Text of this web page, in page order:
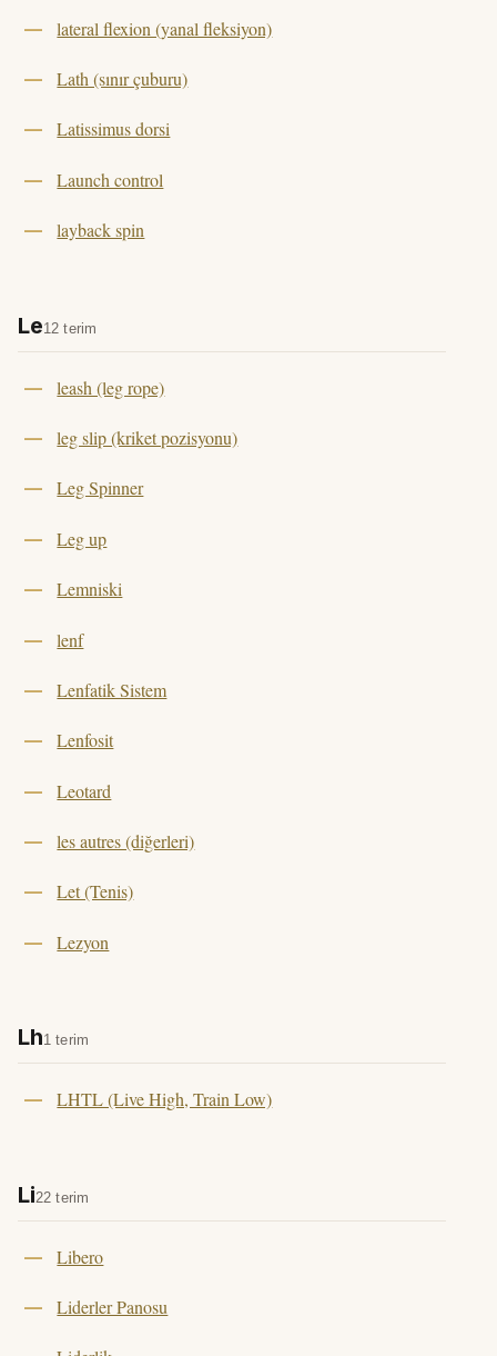
lateral flexion (yanal fleksiyon)
Lath (sınır çuburu)
Latissimus dorsi
Launch control
layback spin
Le12 terim
leash (leg rope)
leg slip (kriket pozisyonu)
Leg Spinner
Leg up
Lemniski
lenf
Lenfatik Sistem
Lenfosit
Leotard
les autres (diğerleri)
Let (Tenis)
Lezyon
Lh1 terim
LHTL (Live High, Train Low)
Li22 terim
Libero
Liderler Panosu